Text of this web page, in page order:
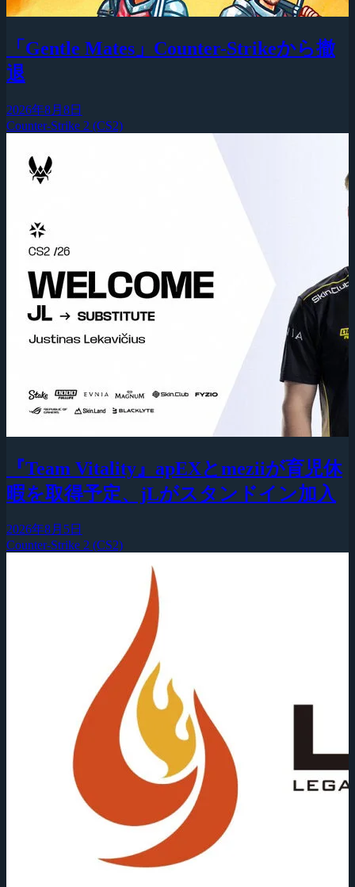
「Gentle Mates」Counter-Strikeから撤
退
2026年8月8日
Counter-Strike 2 (CS2)
『Team Vitality』apEXとmeziiが育児休
暇を取得予定、jLがスタンドイン加入
2026年8月5日
Counter-Strike 2 (CS2)